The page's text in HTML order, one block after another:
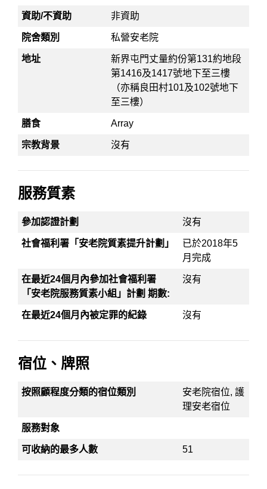
資助/不資助 非資助
院舍類別 私營安老院
地址
新界屯門丈量約份第131約地段
第1416及1417號地下至三樓
（亦稱良田村101及102號地下
至三樓）
膳食 Array
宗教背景 沒有
服務質素
參加認證計劃 沒有
社會福利署「安老院質素提升計劃」
已於2018年5
月完成
在最近24個月內參加社會福利署
「安老院服務質素小組」計劃 期數:
沒有
在最近24個月內被定罪的紀錄 沒有
宿位、牌照
按照顧程度分類的宿位類別
安老院宿位, 護
理安老宿位
服務對象
可收納的最多人數 51